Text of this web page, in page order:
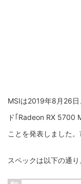
MSIは2019年8月26
ド｢Radeon RX 5700
ことを発表しました
スペックは以下の通り